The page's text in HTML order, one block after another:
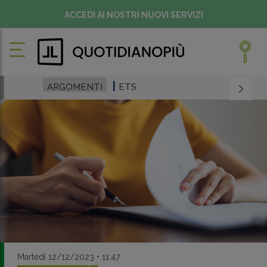
ACCEDI AI NOSTRI NUOVI SERVIZI
ARGOMENTI ETS
Martedì 12/12/2023 • 11:47